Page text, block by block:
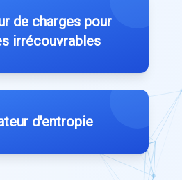
de charges pour
irrécouvrables
d'entropie